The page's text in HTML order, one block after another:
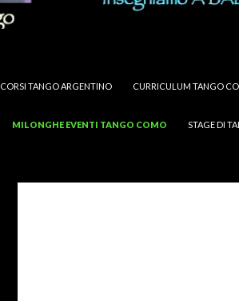
CORSI TANGO ARGENTINO CURRICULUM TANGO
MILONGHE EVENTI TANGO COMO STAGE DI